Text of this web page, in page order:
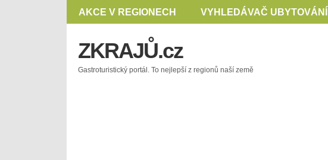
AKCE V REGIONECH VYHLEDÁVAČ UBYTOVÁNÍ
ZKRAJŮ.cz
Gastroturistický portál. To nejlepší z regionů naší země